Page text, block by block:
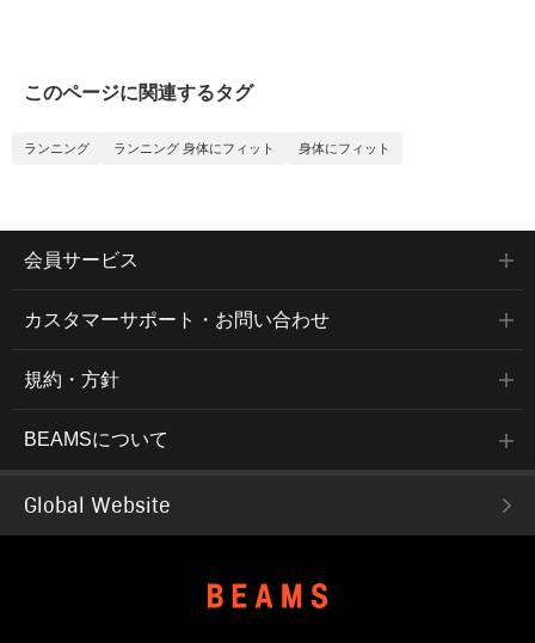
このページに関連するタグ
ランニング ランニング 身体にフィット 身体にフィット
会員サービス
カスタマーサポート・お問い合わせ
規約・方針
BEAMSについて
Global Website